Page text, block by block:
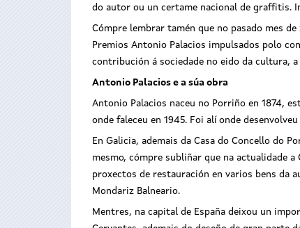
do autor ou un certame nacional de graffitis.
Cómpre lembrar tamén que no pasado mes
Premios Antonio Palacios impulsados polo
contribución á sociedade no eido da cultura,
Antonio Palacios e a súa obra
Antonio Palacios naceu no Porriño en 1874,
onde faleceu en 1945. Foi alí onde
En Galicia, ademais da Casa do Concello do
mesmo, cómpre subliñar que na actualidade
proxectos de restauración en varios bens da
Mondariz Balneario.
Mentres, na capital de España deixou un